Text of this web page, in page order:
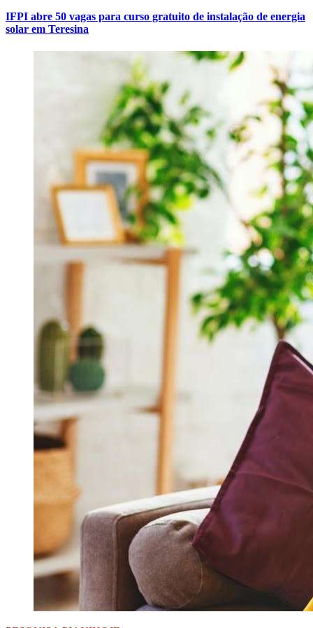
IFPI abre 50 vagas para curso gratuito de instalação de energia
solar em Teresina